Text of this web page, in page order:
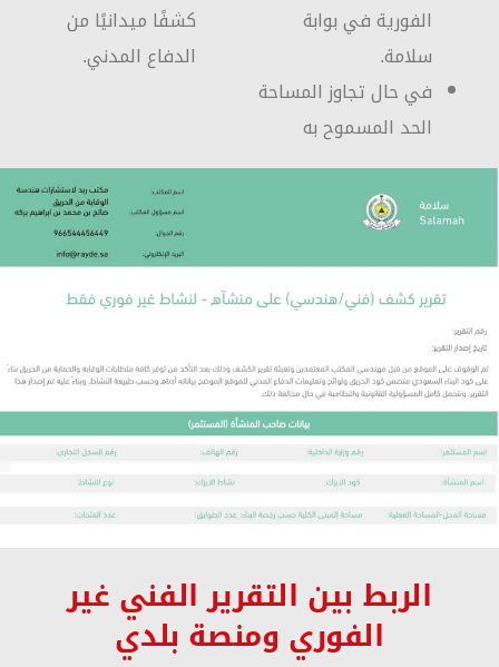
الفورية في بوابة
سلامة.
في حال تجاوز المساحة
الحد المسموح به
كشفًا ميدانيًا من
الدفاع المدني.
الربط بين التقرير الفني غير
الفوري ومنصة بلدي